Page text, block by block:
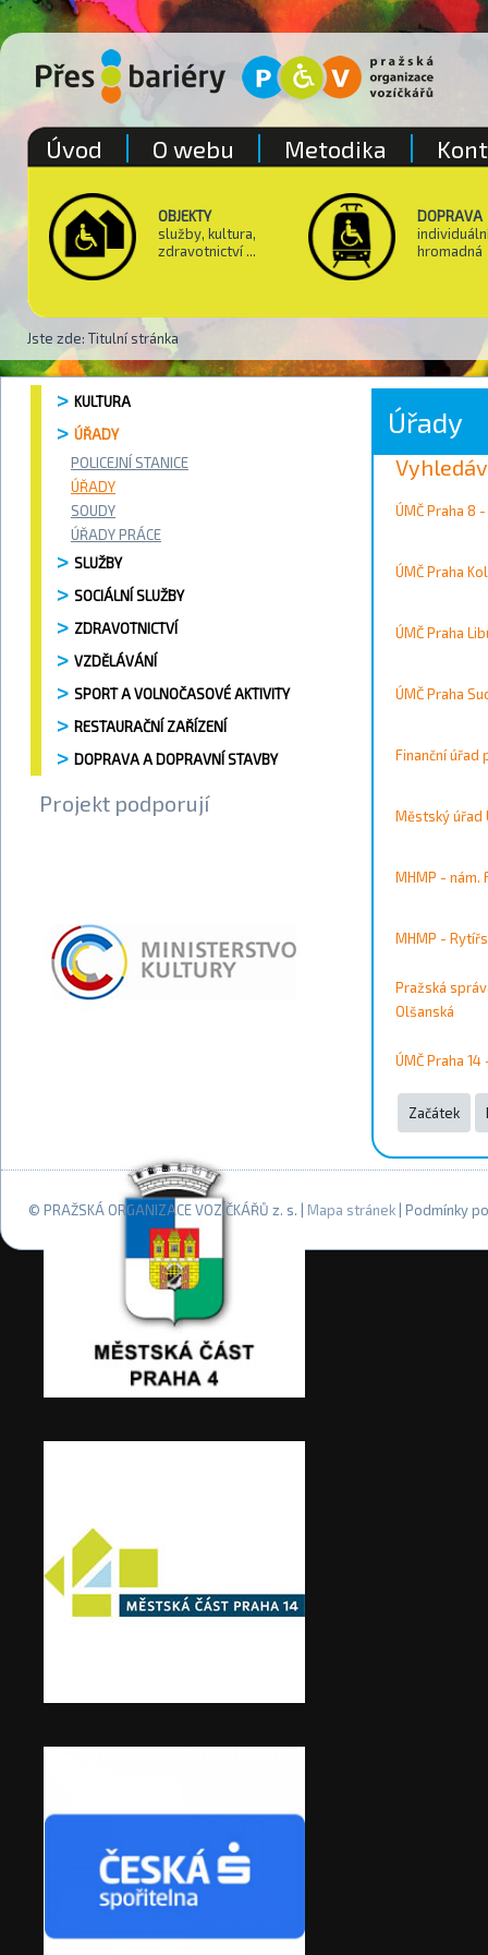
OBJEKTY
služby, kultura,
zdravotnictví ...
DOPRAVA
hromadná
Jste zde: Titulní stránka
Úvod O webu Metodika
KULTURA
ÚŘADY
POLICEJNÍ STANICE
ÚŘADY
SOUDY
ÚŘADY PRÁCE
SLUŽBY
SOCIÁLNÍ SLUŽBY
ZDRAVOTNICTVÍ
VZDĚLÁVÁNÍ
SPORT A VOLNOČASOVÉ AKTIVITY
RESTAURAČNÍ ZAŘÍZENÍ
DOPRAVA A DOPRAVNÍ STAVBY
Projekt podporují
Úřady
Vyhledat
Kontakty
Město
Přístupnost
Strana 7
ÚMČ Praha 8
ÚMČ Praha
ÚMČ Praha
ÚMČ Praha
Finanční úřad
Městský úřad
MHMP - nám.
MHMP -
Pražská
Olšanská
ÚMČ Praha
Začátek
© PRAŽSKÁ ORGANIZACE VOZÍČKÁŘŮ z. s. | Mapa stránek | Podmínky